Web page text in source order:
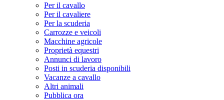
Per il cavallo
Per il cavaliere
Per la scuderia
Carrozze e veicoli
Macchine agricole
Proprietà equestri
Annunci di lavoro
Posti in scuderia disponibili
Vacanze a cavallo
Altri animali
Pubblica ora